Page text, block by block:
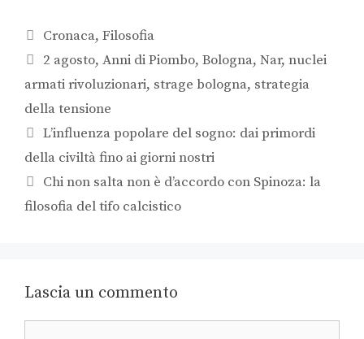
Cronaca,Filosofia
2 agosto,Anni di Piombo,Bologna,Nar,nuclei
armati rivoluzionari, strage bologna, strategia
della tensione
L’influenza popolare del sogno: dai primordi
della civiltà fino ai giorni nostri
Chi non salta non è d’accordo con Spinoza: la
filosofia del tifo calcistico
Lascia un commento